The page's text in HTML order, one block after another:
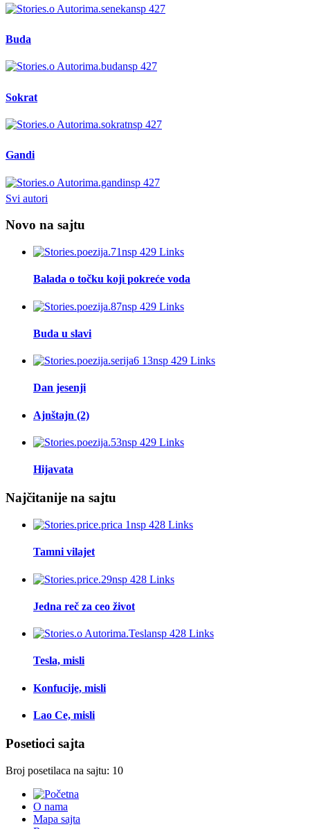
Buda
Sokrat
Gandi
Svi autori
Novo na sajtu
Balada o točku koji pokreće voda
Buda u slavi
Dan jesenji
Ajnštajn (2)
Hijavata
Najčitanije na sajtu
Tamni vilajet
Jedna reč za ceo život
Tesla, misli
Konfucije, misli
Lao Ce, misli
Posetioci sajta
Broj posetilaca na sajtu: 10
O nama
Mapa sajta